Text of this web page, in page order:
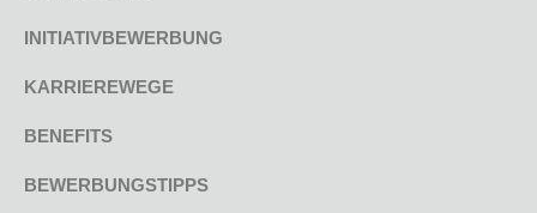
INITIATIVBEWERBUNG
KARRIEREWEGE
BENEFITS
BEWERBUNGSTIPPS